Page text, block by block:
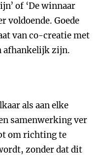
of ‘De winnaar
voldoende. Goede
van co-creatie met
afhankelijk zijn.
als aan elke
samenwerking ver
om richting te
zonder dat dit